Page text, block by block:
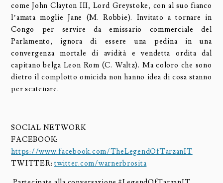
come John Clayton III, Lord Greystoke, con al suo fianco
l’amata moglie Jane (M. Robbie). Invitato a tornare in
Congo per servire da emissario commerciale del
Parlamento, ignora di essere una pedina in una
convergenza mortale di avidità e vendetta ordita dal
capitano belga Leon Rom (C. Waltz). Ma coloro che sono
dietro il complotto omicida non hanno idea di cosa stanno
per scatenare.
SOCIAL NETWORK
FACEBOOK:
https://www.facebook.com/TheLegendOfTarzanIT
TWITTER:twitter.com/warnerbrosita